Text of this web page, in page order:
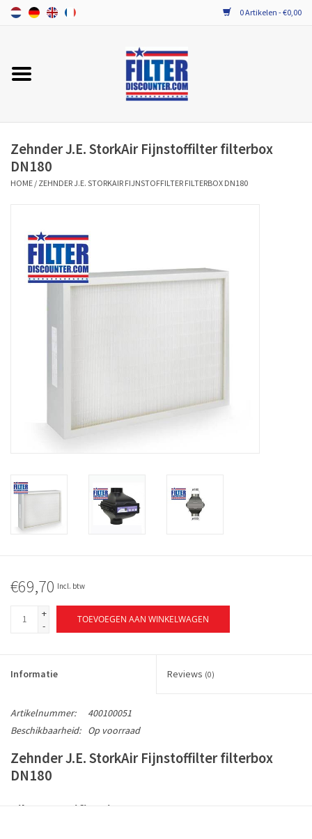
0 Artikelen - €0,00
Home
PROBIOTICA ONDERHOUD
Zehnder J.E. StorkAir Fijnstoffilter filterbox
DN180
HOME / ZEHNDER J.E. STORKAIR FIJNSTOFFILTER FILTERBOX DN180
€69,70 Incl. btw
+
-
TOEVOEGEN AAN WINKELWAGEN
Informatie Reviews (0)
Artikelnummer:
400100051
Beschikbaarheid:
Op voorraad
Zehnder J.E. StorkAir Fijnstoffilter filterbox
DN180
Filter specificaties: